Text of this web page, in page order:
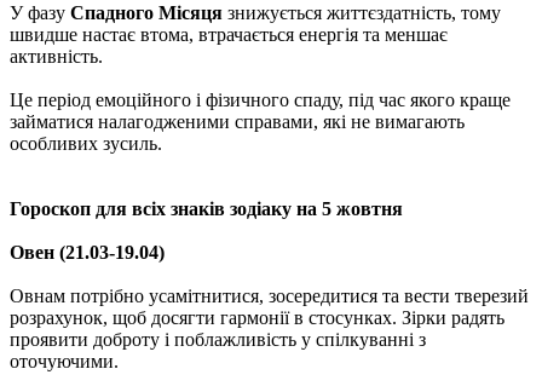
У фазу Спадного Місяця знижується життєздатність, тому
швидше настає втома, втрачається енергія та меншає
активність.
Це період емоційного і фізичного спаду, під час якого краще
займатися налагодженими справами, які не вимагають
особливих зусиль.
Гороскоп для всіх знаків зодіаку на 5 жовтня
Овен (21.03-19.04)
Овнам потрібно усамітнитися, зосередитися та вести тверезий
розрахунок, щоб досягти гармонії в стосунках. Зірки радять
проявити доброту і поблажливість у спілкуванні з
оточуючими.